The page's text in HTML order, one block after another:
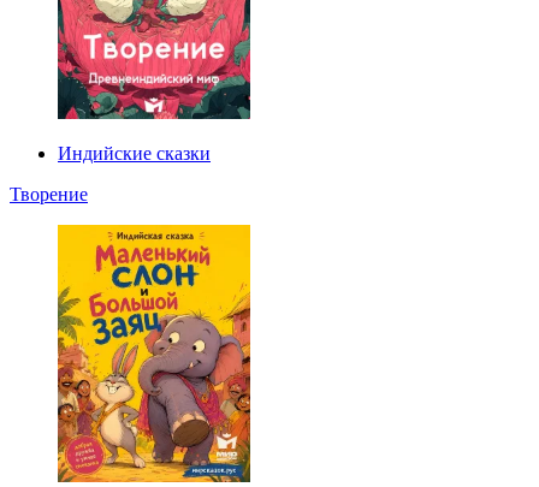
Индийские сказки
Творение